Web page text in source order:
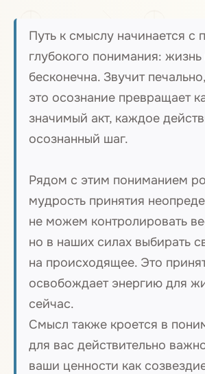
Путь к смыслу начинается с
глубокого понимания: жизнь
бесконечна. Звучит
это осознание превращает
значимый акт, каждое
осознанный шаг.
Рядом с этим пониманием
мудрость принятия
не можем контролировать
но в наших силах выбирать
на происходящее. Это
освобождает энергию для
сейчас.
Смысл также кроется в
для вас действительно
ваши ценности как